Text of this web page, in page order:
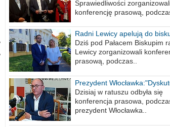
Sprawiedliwości
konferencję prasową,
Radni Lewicy apelują do
Wiesława Meringa
Dziś pod Pałacem Biskupim
Lewicy zorganizowali
prasową, podczas..
Prezydent
nie obrażajmy się”
Dzisiaj w ratuszu odbyła się
konferencja prasowa,
prezydent Włocławka..